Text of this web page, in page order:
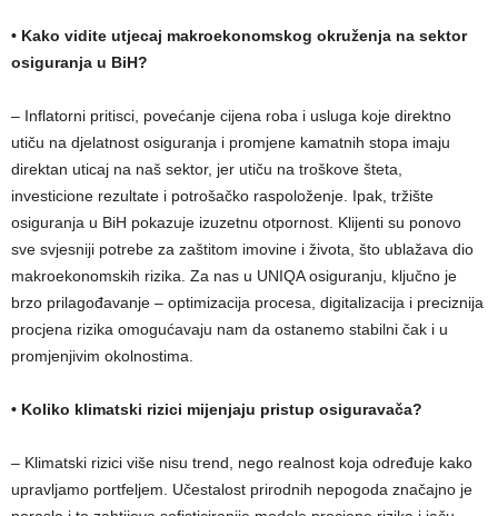
• Kako vidite utjecaj makroekonomskog okruženja na sektor
osiguranja u BiH?
– Inflatorni pritisci, povećanje cijena roba i usluga koje direktno
utiču na djelatnost osiguranja i promjene kamatnih stopa imaju
direktan uticaj na naš sektor, jer utiču na troškove šteta,
investicione rezultate i potrošačko raspoloženje. Ipak, tržište
osiguranja u BiH pokazuje izuzetnu otpornost. Klijenti su ponovo
sve svjesniji potrebe za zaštitom imovine i života, što ublažava dio
makroekonomskih rizika. Za nas u UNIQA osiguranju, ključno je
brzo prilagođavanje – optimizacija procesa, digitalizacija i preciznija
procjena rizika omogućavaju nam da ostanemo stabilni čak i u
promjenjivim okolnostima.
• Koliko klimatski rizici mijenjaju pristup osiguravača?
– Klimatski rizici više nisu trend, nego realnost koja određuje kako
upravljamo portfeljem. Učestalost prirodnih nepogoda značajno je